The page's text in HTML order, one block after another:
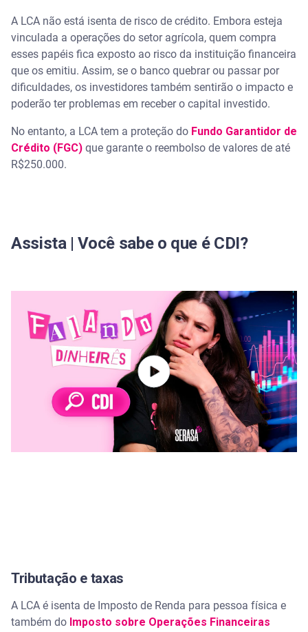
A LCA não está isenta de risco de crédito. Embora esteja
vinculada a operações do setor agrícola, quem compra
esses papéis fica exposto ao risco da instituição financeira
que os emitiu. Assim, se o banco quebrar ou passar por
dificuldades, os investidores também sentirão o impacto e
poderão ter problemas em receber o capital investido.
No entanto, a LCA tem a proteção do Fundo Garantidor de
Crédito (FGC) que garante o reembolso de valores de até
R$250.000.
Assista | Você sabe o que é CDI?
Tributação e taxas
A LCA é isenta de Imposto de Renda para pessoa física e
também do Imposto sobre Operações Financeiras